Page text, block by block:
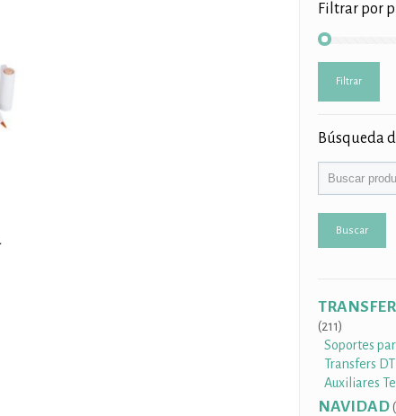
Filtrar por
Filtrar
Búsqueda
Buscar
211211
productos
Soportes
Transfers
Auxiliares
NAVIDAD